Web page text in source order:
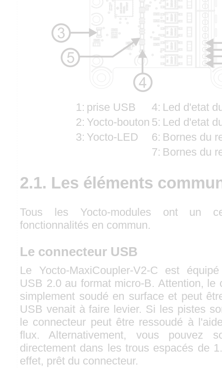
1: prise USB 4: Led d'etat
2: Yocto-bouton 5: Led d'etat
3: Yocto-LED 6: Bornes du
7: Bornes du
2.1. Les éléments
Tous les Yocto-modules ont un
fonctionnalités en commun.
Le connecteur USB
Le Yocto-MaxiCoupler-V2-C est
USB 2.0 au format micro-B. Attention, le
simplement soudé en surface et peut
USB venait à faire levier. Si les pistes
le connecteur peut être ressoudé à
flux. Alternativement, vous pouvez
directement dans les trous espacés de
effet, prêt du connecteur.